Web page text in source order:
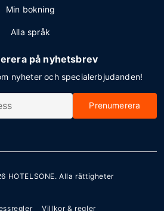
Min bokning
Alla språk
på nyhetsbrev
nyheter och specialerbjudanden!
Prenumerera
HOTELSONE. Alla rättigheter
Villkor & regler